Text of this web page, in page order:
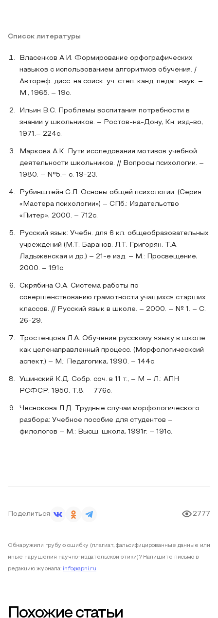
Список литературы
Власенков А.И. Формирование орфографических
навыков с использованием алгоритмов обучения. /
Автореф. дисс. на соиск. уч. степ. канд. педаг. наук. –
М., 1965. – 19с.
Ильин B.C. Проблемы воспитания потребности в
знании у школьников. – Ростов-на-Дону, Кн. изд-во,
1971.– 224с.
Маркова А.К. Пути исследования мотивов учебной
деятельности школьников. // Вопросы психологии. –
1980. – №5.– с. 19-23.
Рубинштейн С.Л. Основы общей психологии. (Серия
«Мастера психологии») – СПб.: Издательство
«Питер», 2000. – 712с.
Русский язык: Учебн. для 6 кл. общеобразовательных
учреждений (М.Т. Баранов, Л.Т. Григорян, Т.А.
Ладыженская и др.) – 21-е изд. – М.: Просвещение,
2000. – 191с.
Скрябина О.А. Система работы по
совершенствованию грамотности учащихся старших
классов. // Русский язык в школе. – 2000. – № 1. – С.
26-29.
Тростенцова Л.А. Обучение русскому языку в школе
как целенаправленный процесс. (Морфологическсий
аспект.) – М.: Педагогика, 1990. – 144с.
Ушинский К.Д. Собр. соч. в 11 т., – М – Л.: АПН
РСФСР, 1950, Т.8. – 776с.
Чеснокова Л.Д. Трудные случаи морфологического
разбора: Учебное пособие для студентов –
филологов – М.: Высш. школа, 1991г. – 191с.
Поделиться 2777
Обнаружили грубую ошибку (плагиат, фальсифицированные данные или
иные нарушения научно-издательской этики)? Напишите письмо в
редакцию журнала: info@apni.ru
Похожие статьи